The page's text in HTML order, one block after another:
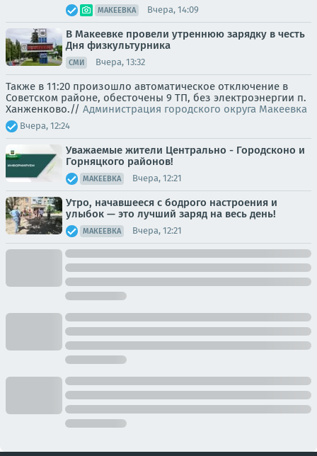
МАКЕЕВКА Вчера, 14:09
В Макеевке провели утреннюю зарядку в честь
Дня физкультурника
СМИ Вчера, 13:32
Также в 11:20 произошло автоматическое отключение в
Советском районе, обесточены 9 ТП, без электроэнергии п.
Ханженково.// Администрация городского округа Макеевка
Вчера, 12:24
Уважаемые жители Центрально - Городсконо и
Горняцкого районов!
МАКЕЕВКА Вчера, 12:21
Утро, начавшееся с бодрого настроения и
улыбок — это лучший заряд на весь день!
МАКЕЕВКА Вчера, 12:21